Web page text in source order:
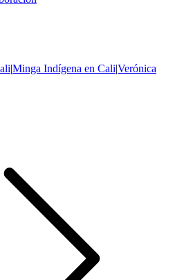
|Minga Indígena en Cali|Verónica